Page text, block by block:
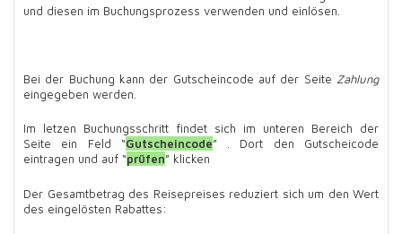
und diesen im Buchungsprozess verwenden und einlösen.
Bei der Buchung kann der Gutscheincode auf der Seite Zahlung
eingegeben werden.
Im letzen Buchungsschritt findet sich im unteren Bereich der
Seite ein Feld “Gutscheincode” . Dort den Gutscheicode
eintragen und auf “prüfen” klicken
Der Gesamtbetrag des Reisepreises reduziert sich um den Wert
des eingelösten Rabattes: